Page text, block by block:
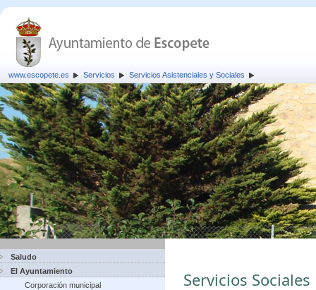
www.escopete.es Servicios Servicios Asistenciales y Sociales
Saludo
El Ayuntamiento
Corporación municipal
Servicios Sociales